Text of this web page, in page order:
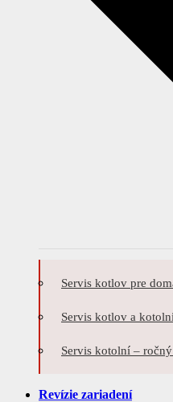
Servis kotlov pre
Servis kotlov a
Servis kotolní –
Revízie zariadení